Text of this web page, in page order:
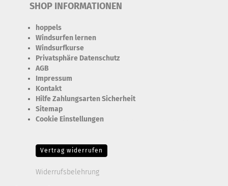
SHOP INFORMATIONEN
hoppels
Windsurfen lernen
Windsurfkurse
Privatsphäre Datenschutz
AGB
Impressum
Kontakt
Hilfe Zahlungsarten Sicherheit
Sitemap
Cookie Einstellungen
Vertrag widerrufen
Widerrufsbelehrung